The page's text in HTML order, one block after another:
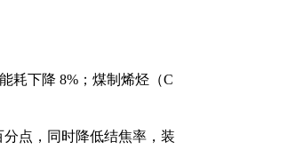
耗下降 8%；煤制烯烃（C
分点，同时降低结焦率，装